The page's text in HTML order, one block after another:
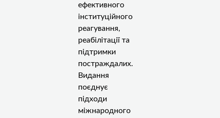
ефективного
інституційного
реагування,
реабілітації та
підтримки
постраждалих.
Видання
поєднує
підходи
міжнародного